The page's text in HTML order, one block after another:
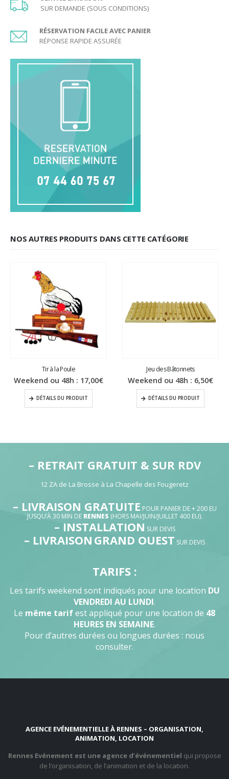
SUR DEMANDE (SOUS CONDITIONS)
RÉSERVATION FACILE AVEC PANIER
RÉPONSE RAPIDE ASSURÉE
NOS AUTRES PRODUITS DANS CETTE CATÉGORIE
Tir à la Poule
Weekend ou 48h : 17,00€
DÉTAILS DU PRODUIT
Jeu des Bâtonnets
Weekend ou 48h : 6,50€
DÉTAILS DU PRODUIT
– RETRAIT GRATUIT & SUR RDV
12 ZA de La Brosse à La Chapelle des Fougeretz
– LIVRAISON GRATUITE POUR PANIER DE + 200 EU
JUSQU’À 30 MIN DE RENNES (HORS MAI/JUIN/JUILLET 400 EU).
– INSTALLATION SUR DEVIS
– LIVRAISON GRAND OUEST SUR DEVIS
TARIFS :
Les tarifs weekend sont indiqués pour une location DU
VENDREDI AU LUNDI.
Le même tarifest appliqué pour une location de 48
HEURES EN SEMAINE.
Pour d’autres durées ou longues durées : nous
consulter.
AGENCE EVÉNEMENTIELLE À RENNES – ORGANISATION,
ANIMATION, LOCATION
Rennes Evénement est une agence d’événementiel qui propose
de l’organisation, de l’animation et de la location.